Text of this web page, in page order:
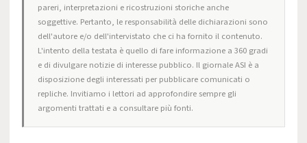
pareri, interpretazioni e ricostruzioni storiche anche
soggettive. Pertanto, le responsabilità delle dichiarazioni sono
dell'autore e/o dell'intervistato che ci ha fornito il contenuto.
L'intento della testata è quello di fare informazione a 360 gradi
e di divulgare notizie di interesse pubblico. Il giornale ASI è a
disposizione degli interessati per pubblicare comunicati o
repliche. Invitiamo i lettori ad approfondire sempre gli
argomenti trattati e a consultare più fonti.